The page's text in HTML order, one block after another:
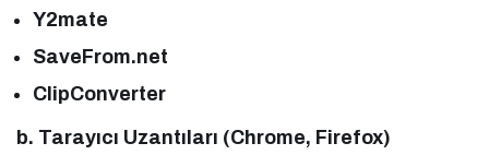
Y2mate
SaveFrom.net
ClipConverter
b. Tarayıcı Uzantıları (Chrome, Firefox)